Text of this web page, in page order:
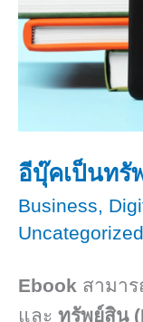
แก้
อีบุ๊คเป็นทรั
Business,
Uncategorized
Ebook สามาร
และ ทรัพย์สิน